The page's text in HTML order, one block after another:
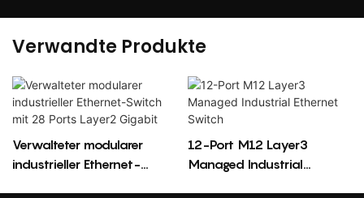
Verwandte Produkte
Verwalteter modularer
industrieller Ethernet-
12-Port M12 Layer3
Managed Industrial